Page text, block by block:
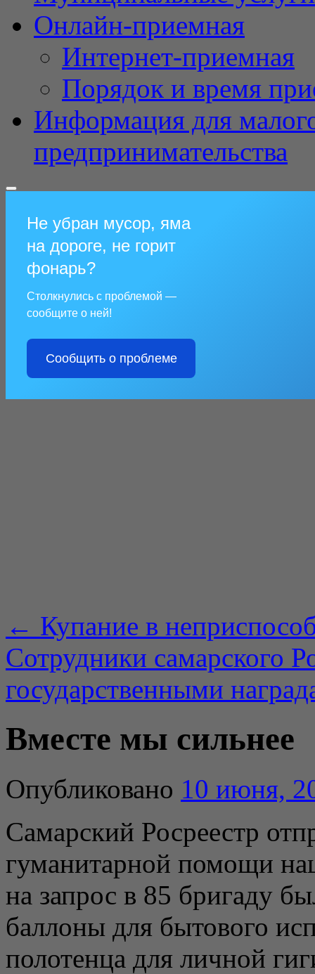
Онлайн-приемная
Интернет-приемная
Порядок и время
Информация для
предпринимательства
Не убран мусор, яма
на дороге, не горит
фонарь?
Столкнулись с проблемой —
сообщите о ней!
Сообщить о проблеме
← Купание в
Сотрудники самарского
государственными
Вместе мы сильнее
Опубликовано 10 июня,
Самарский Росреестр
гуманитарной помощи
на запрос в 85 бригаду
баллоны для бытового
полотенца для личной